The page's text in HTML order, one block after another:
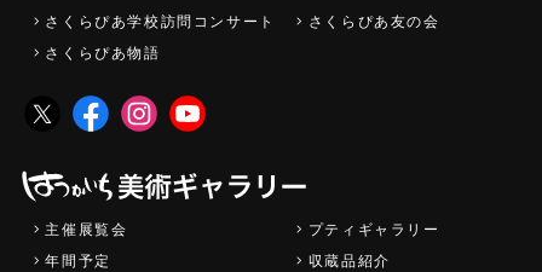
さくらぴあ学校訪問コンサート
さくらぴあ友の会
さくらぴあ物語
主催展覧会
プティギャラリー
年間予定
収蔵品紹介